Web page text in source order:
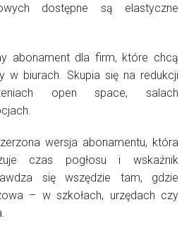
dostępne są elastyczne
abonament dla firm, które chcą
w biurach. Skupia się na redukcji
open space, salach
wersja abonamentu, która
czas pogłosu i wskaźnik
się wszędzie tam, gdzie
– w szkołach, urzędach czy